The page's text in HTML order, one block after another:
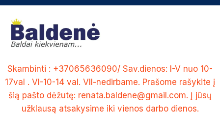
Skip
content
Skambinti : +37065636090/ Sav.dienos: I-V nuo 10-
17val . VI-10-14 val. VII-nedirbame. Prašome rašykite į
šią pašto dėžutę: renata.baldene@gmail.com. Į jūsų
užklausą atsakysime iki vienos darbo dienos.